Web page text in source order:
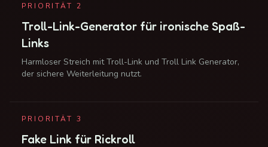
PRIORITÄT 2
Troll-Link-Generator für ironische Spaß-
Links
Harmloser Streich mit Troll-Link und Troll Link Generator,
der sichere Weiterleitung nutzt.
PRIORITÄT 3
Fake Link für Rickroll